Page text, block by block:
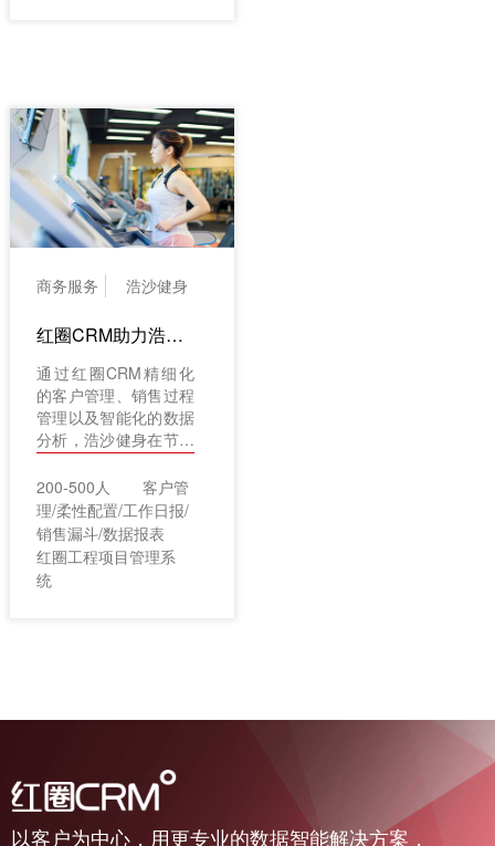
商务服务 浩沙健身
红圈CRM助力浩沙健身降本增收
通过红圈CRM精细化
的客户管理、销售过程
管理以及智能化的数据
分析，浩沙健身在节省
10%的宣传费用投放的
同时，客流量和业务稳
步增长。
200-500人
客户管
理/柔性配置/工作日报/
销售漏斗/数据报表
红圈工程项目管理系
统
以客户为中心，用更专业的数据智能解决方案，